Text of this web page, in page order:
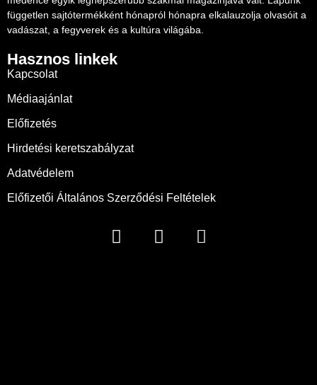
független sajtótermékként hónapról hónapra elkalauzolja olvasóit a
vadászat, a fegyverek és a kultúra világába.
Hasznos linkek
Kapcsolat
Médiaajánlat
Előfizetés
Hirdetési keretszabályzat
Adatvédelem
Előfizetői Általános Szerződési Feltételek